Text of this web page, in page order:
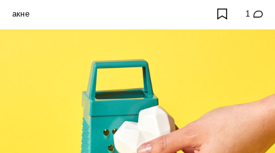
акне 1